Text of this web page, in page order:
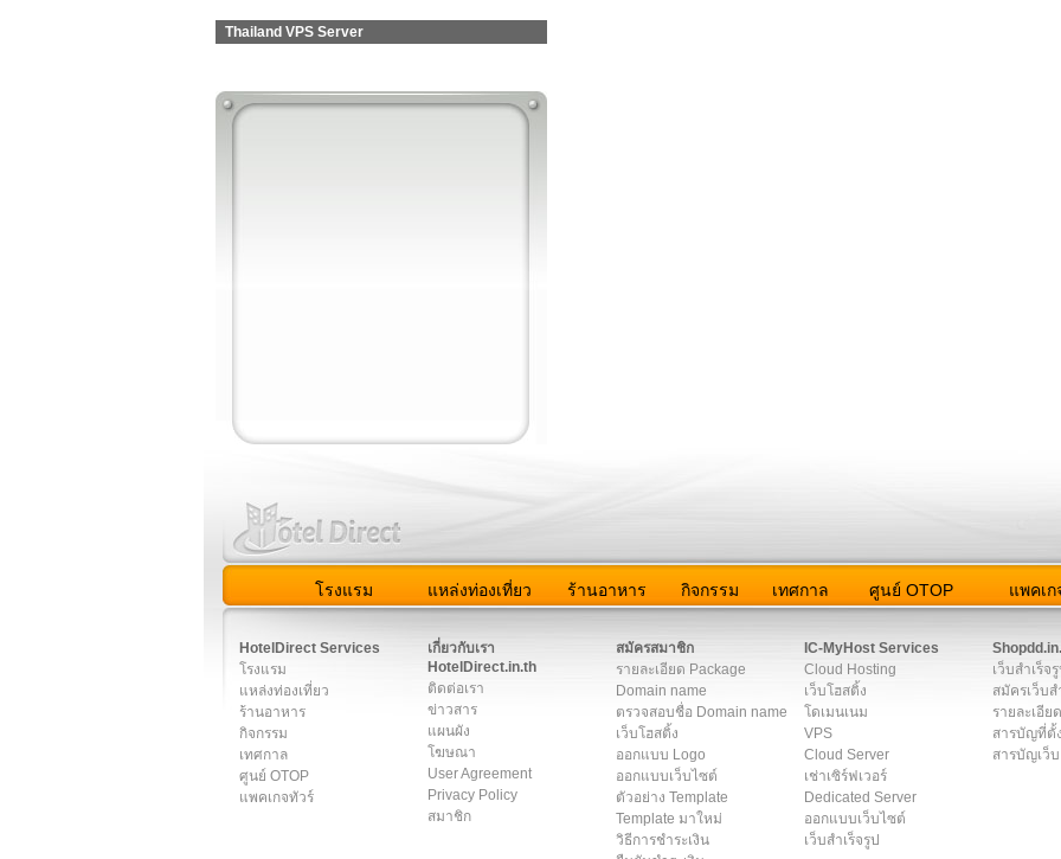
Thailand VPS Server
โรงแรม แหล่งท่องเที่ยว ร้านอาหาร กิจกรรม เทศกาล ศูนย์ OTOP แพคเก
HotelDirect Services
โรงแรม
แหล่งท่องเที่ยว
ร้านอาหาร
กิจกรรม
เทศกาล
ศูนย์ OTOP
แพคเกจทัวร์
เกี่ยวกับเรา
HotelDirect.in.th
ติดต่อเรา
ข่าวสาร
แผนผัง
โฆษณา
User Agreement
Privacy Policy
สมาชิก
สมัครสมาชิก
รายละเอียด Package
Domain name
ตรวจสอบชื่อ Domain name
เว็บโฮสติ้ง
ออกแบบ Logo
ออกแบบเว็บไซต์
ตัวอย่าง Template
Template มาใหม่
วิธีการชำระเงิน
IC-MyHost Services
Cloud Hosting
เว็บโฮสติ้ง
โดเมนเนม
VPS
Cloud Server
เช่าเซิร์ฟเวอร์
Dedicated Server
ออกแบบเว็บไซต์
เว็บสำเร็จรูป
เว็บสำเร็จ
สมัครเว็บส
รายละเอีย
สารบัญที่ตั้
สารบัญเว็บ